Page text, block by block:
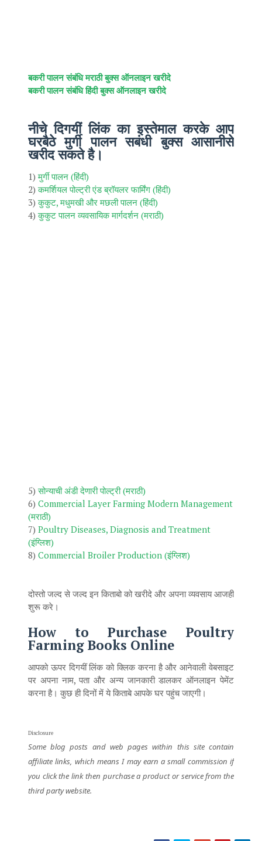
बकरी पालन संबंधि मराठी बुक्स ऑनलाइन खरीदे
बकरी पालन संबंधि हिंदी बुक्स ऑनलाइन खरीदे
नीचे दिगयीं लिंक का इस्तेमाल करके आप
घरबैठे मुर्गी पालन सबंधी बुक्स आसानीसे
खरीद सकते है।
1)मुर्गी पालन (हिंदी)
2)कमर्शियल पोल्ट्री एंड ब्रॉयलर फार्मिंग (हिंदी)
3)कुकुट, मधुमखी और मछली पालन (हिंदी)
4)कुकुट पालन व्यवसायिक मार्गदर्शन (मराठी)
5)सोन्याची अंडी देणारी पोल्ट्री (मराठी)
6) Commercial Layer Farming Modern Management
(मराठी)
7) Poultry Diseases, Diagnosis and Treatment
(इंग्लिश)
8) Commercial Broiler Production (इंग्लिश)
दोस्तो जल्द से जल्द इन किताबो को खरीदे और अपना व्यवसाय आजही
शुरू करे।
How to Purchase Poultry
Farming Books Online
आपको ऊपर दिगयीं लिंक को क्लिक करना है और आनेवाली वेबसाइट
पर अपना नाम, पता और अन्य जानकारी डालकर ऑनलाइन पेमेंट
करना है। कुछ ही दिनों में ये किताबे आपके घर पहुंच जाएगी।
Disclosure
Some blog posts and web pages within this site contain
affiliate links, which means I may earn a small commission if
you click the link then purchase a product or service from the
third party website.